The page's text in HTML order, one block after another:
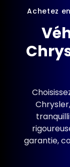
Achetez
garantie,